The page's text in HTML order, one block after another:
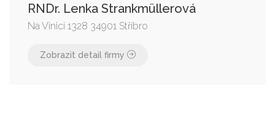
RNDr. Lenka Strankmüllerová
Na Vinici 1328 34901 Stříbro
Zobrazit detail firmy